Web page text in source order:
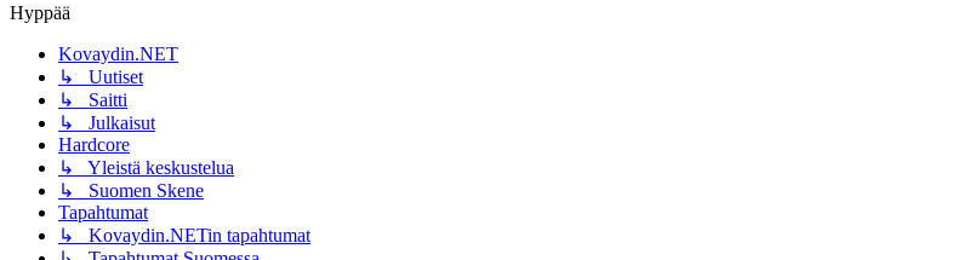
Hyppää
Kovaydin.NET
↳ Uutiset
↳ Saitti
↳ Julkaisut
Hardcore
↳ Yleistä keskustelua
↳ Suomen Skene
Tapahtumat
↳ Kovaydin.NETin tapahtumat